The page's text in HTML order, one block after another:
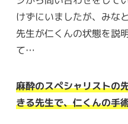
けずにいましたが、みな
先生が仁くんの状態を説
て…
麻酔のスペシャリストの
きる先生で、仁くんの手